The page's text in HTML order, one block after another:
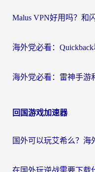
回国游戏加速器